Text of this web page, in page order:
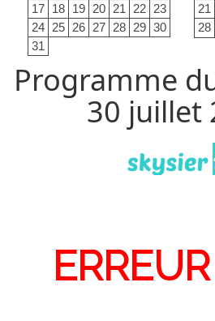
17 18 19 20 21 22 23
24 25 26 27 28 29 30
31
21
28
Programme
30 juillet